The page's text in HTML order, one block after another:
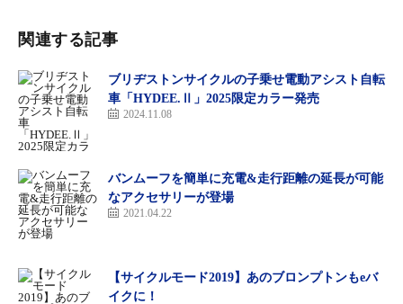
FUJI：懐かしくも新しい、BMXスタイルのE-Bike「MX-E」に新
色 Steel Silver が追加！
https://shifta.jp/fuji/news-archive/detail/915/
FUJI：MX-Eの新色追加を記念して「DAD -RAD DADS RIDE
MX-E-」キャンペーンが再び
https://shifta.jp/fuji/news-archive/detail/916/
関連する記事
ブリヂストンサイクルの子乗せ電動アシスト自転
車「HYDEE.Ⅱ」2025限定カラー発売
2024.11.08
バンムーフを簡単に充電&走行距離の延長が可能
なアクセサリーが登場
2021.04.22
【サイクルモード2019】あのブロンプトンもeバ
イクに！